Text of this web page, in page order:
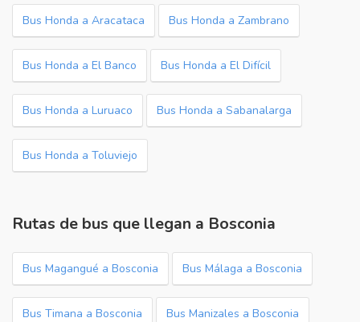
Bus Honda a Aracataca Bus Honda a Zambrano
Bus Honda a El Banco Bus Honda a El Difícil
Bus Honda a Luruaco Bus Honda a Sabanalarga
Bus Honda a Toluviejo
Rutas de bus que llegan a Bosconia
Bus Magangué a Bosconia Bus Málaga a Bosconia
Bus Timana a Bosconia Bus Manizales a Bosconia